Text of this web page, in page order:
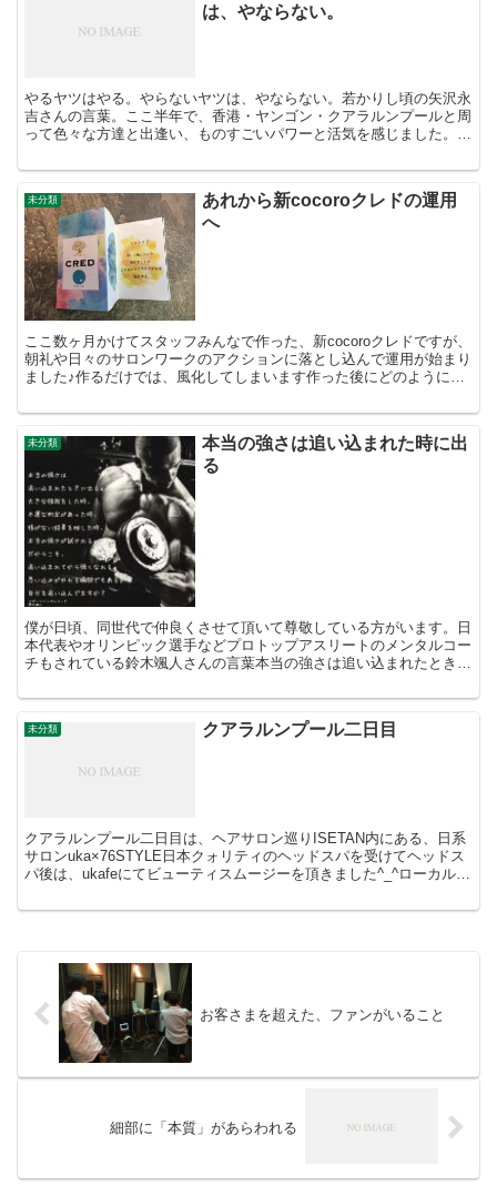
は、やならない。
やるヤツはやる。やらないヤツは、やならない。若かりし頃の矢沢永
吉さんの言葉。ここ半年で、香港・ヤンゴン・クアラルンプールと周
って色々な方達と出逢い、ものすごいパワーと活気を感じました。正
未分類
あれから新cocoroクレドの運用
へ
ここ数ヶ月かけてスタッフみんなで作った、新cocoroクレドですが、
朝礼や日々のサロンワークのアクションに落とし込んで運用が始まり
ました♪作るだけでは、風化してしまいます作った後にどのように運
未分類
本当の強さは追い込まれた時に出
る
僕が日頃、同世代で仲良くさせて頂いて尊敬している方がいます。日
本代表やオリンピック選手などプロトップアスリートのメンタルコー
チもされている鈴木颯人さんの言葉本当の強さは追い込まれたときに
未分類 クアラルンプール二日目
クアラルンプール二日目は、ヘアサロン巡りISETAN内にある、日系
サロンuka×76STYLE日本クォリティのヘッドスパを受けてヘッドス
パ後は、ukafeにてビューティスムージーを頂きました^_^ローカルの
お客さまを超えた、ファンがいること
細部に「本質」があらわれる